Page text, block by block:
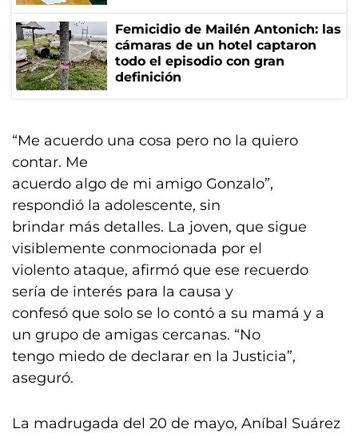
Femicidio de Mailén Antonich: las
cámaras de un hotel captaron
todo el episodio con gran
definición
“Me acuerdo una cosa pero no la quiero
contar. Me
acuerdo algo de mi amigo Gonzalo”,
respondió la adolescente, sin
brindar más detalles. La joven, que sigue
visiblemente conmocionada por el
violento ataque, afirmó que ese recuerdo
sería de interés para la causa y
confesó que solo se lo contó a su mamá y a
un grupo de amigas cercanas. “No
tengo miedo de declarar en la Justicia”,
aseguró.
La madrugada del 20 de mayo, Aníbal Suárez